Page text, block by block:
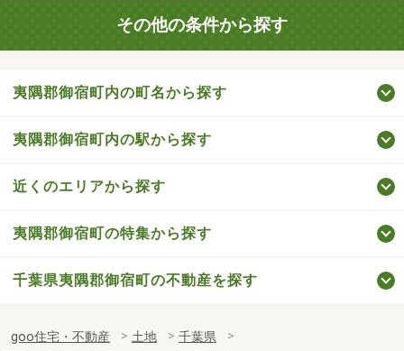
その他の条件から探す
夷隅郡御宿町内の町名から探す
夷隅郡御宿町内の駅から探す
近くのエリアから探す
夷隅郡御宿町の特集から探す
千葉県夷隅郡御宿町の不動産を探す
goo住宅・不動産 土地
千葉県